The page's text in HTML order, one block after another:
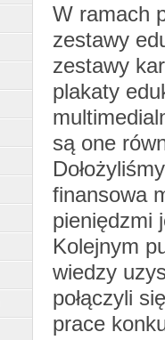
W ramach
zestawy
zestawy
plakaty
są one
finansowa
pieniędzmi
Kolejnym
wiedzy
połączyli
prace